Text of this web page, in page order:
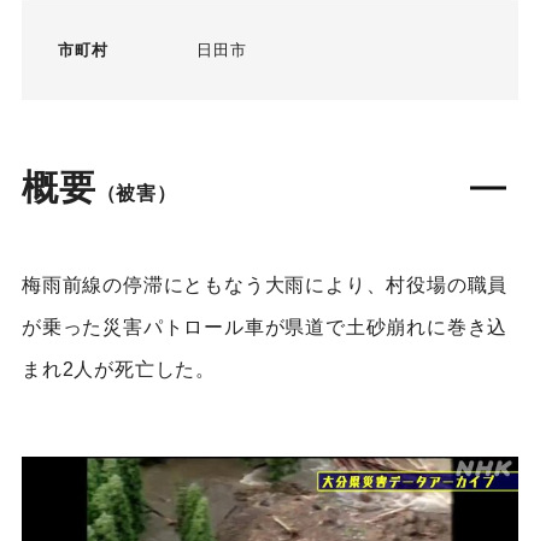
市町村 日田市
概要 （被害）
梅雨前線の停滞にともなう大雨により、村役場の職員
が乗った災害パトロール車が県道で土砂崩れに巻き込
まれ2人が死亡した。